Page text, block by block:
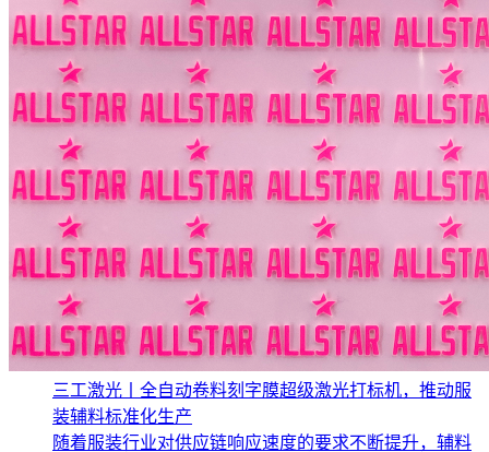
三工激光丨全自动卷料刻字膜超级激光打标机，推动服
装辅料标准化生产‌
随着服装行业对供应链响应速度的要求不断提升，辅料